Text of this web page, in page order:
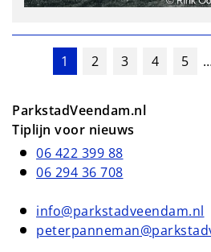
Paginering
Huidige pagina
1 Pagina
2 Pagina
3 Pagina
4 5
ParkstadVeendam.nl
Tiplijn voor nieuws
06 422 399 88
06 294 36 708
info@parkstadveendam.nl